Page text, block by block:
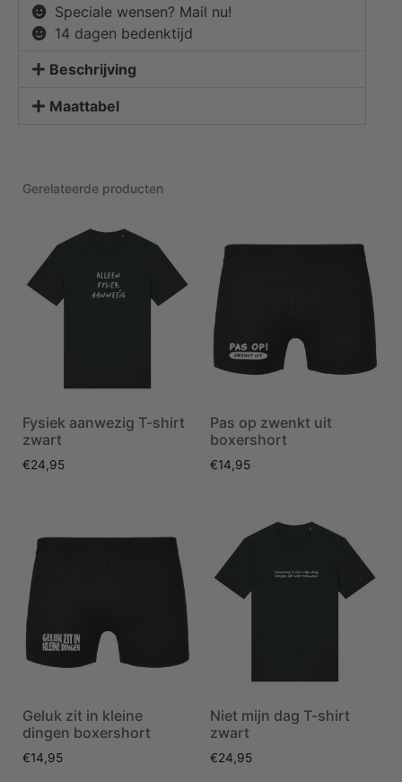
Speciale wensen? Mail nu!
14 dagen bedenktijd
Beschrijving
Maattabel
Gerelateerde producten
Fysiek aanwezig T-shirt
zwart
€24,95
Pas op zwenkt uit
boxershort
€14,95
Geluk zit in kleine
dingen boxershort
€14,95
Niet mijn dag T-shirt
zwart
€24,95